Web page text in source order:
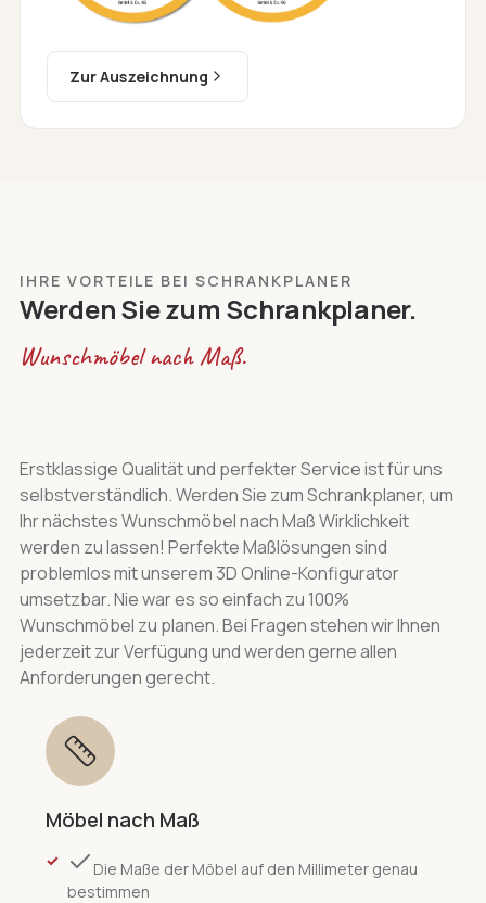
Zur Auszeichnung
IHRE VORTEILE BEI SCHRANKPLANER
Werden Sie zum Schrankplaner.
Wunschmöbel nach Maß.
Erstklassige Qualität und perfekter Service ist für uns
selbstverständlich. Werden Sie zum Schrankplaner, um
Ihr nächstes Wunschmöbel nach Maß Wirklichkeit
werden zu lassen! Perfekte Maßlösungen sind
problemlos mit unserem 3D Online-Konfigurator
umsetzbar. Nie war es so einfach zu 100%
Wunschmöbel zu planen. Bei Fragen stehen wir Ihnen
jederzeit zur Verfügung und werden gerne allen
Anforderungen gerecht.
Möbel nach Maß
Die Maße der Möbel auf den Millimeter genau
bestimmen